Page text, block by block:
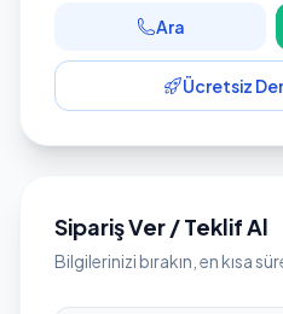
Ara
Ücretsiz
Sipariş Ver / Teklif Al
Bilgilerinizi bırakın, en kısa